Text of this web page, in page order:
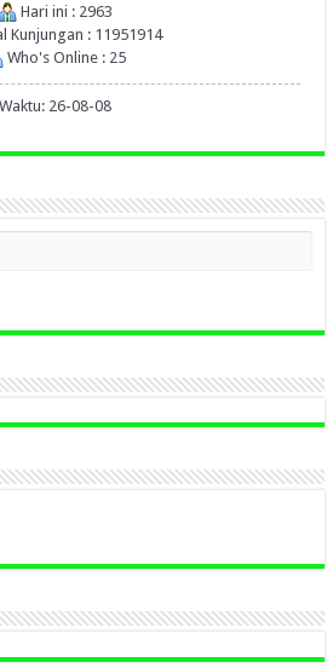
Hari ini : 2963
Kunjungan : 11951914
Who's Online : 25
Waktu: 26-08-08